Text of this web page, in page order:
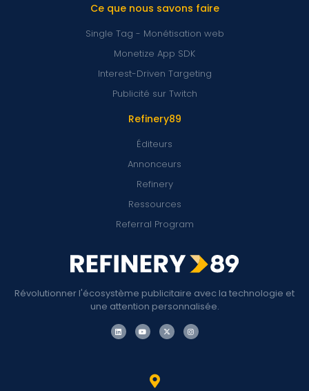
Révolutionner l'écosystème publicitaire avec la technologie et
une attention personnalisée.
Refinery89
Éditeurs
Annonceurs
Refinery
Ressources
Referral Program
Ce que nous savons faire
Single Tag - Monétisation web
Monetize App SDK
Interest-Driven Targeting
Publicité sur Twitch